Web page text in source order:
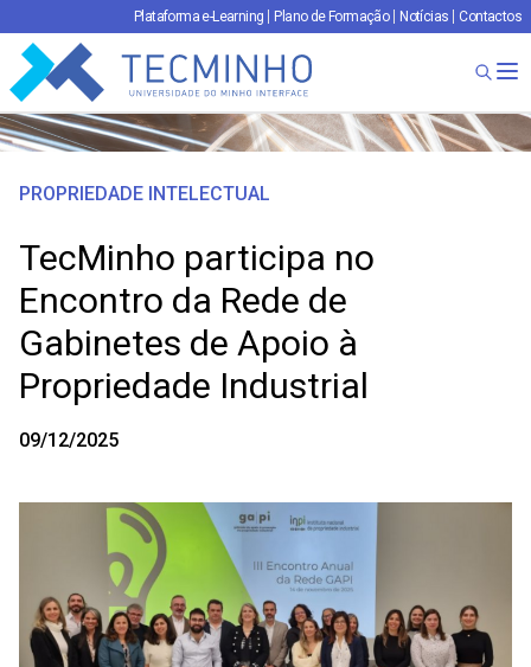
Plataforma e-Learning Plano de Formação Notícias Contactos
TECMINHO
PROPRIEDADE INTELECTUAL
TecMinho participa no
Encontro da Rede de
Gabinetes de Apoio à
Propriedade Industrial
09/12/2025